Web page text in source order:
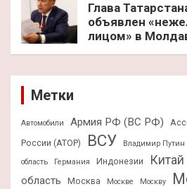
Глава
объявлен
лицом» в
Метки
Автомобили Армия РФ (ВС РФ)
России (АТОР)
ВСУ Владимир Путин
область
Германия Индонезии Китай
область
Москва Москве Москву